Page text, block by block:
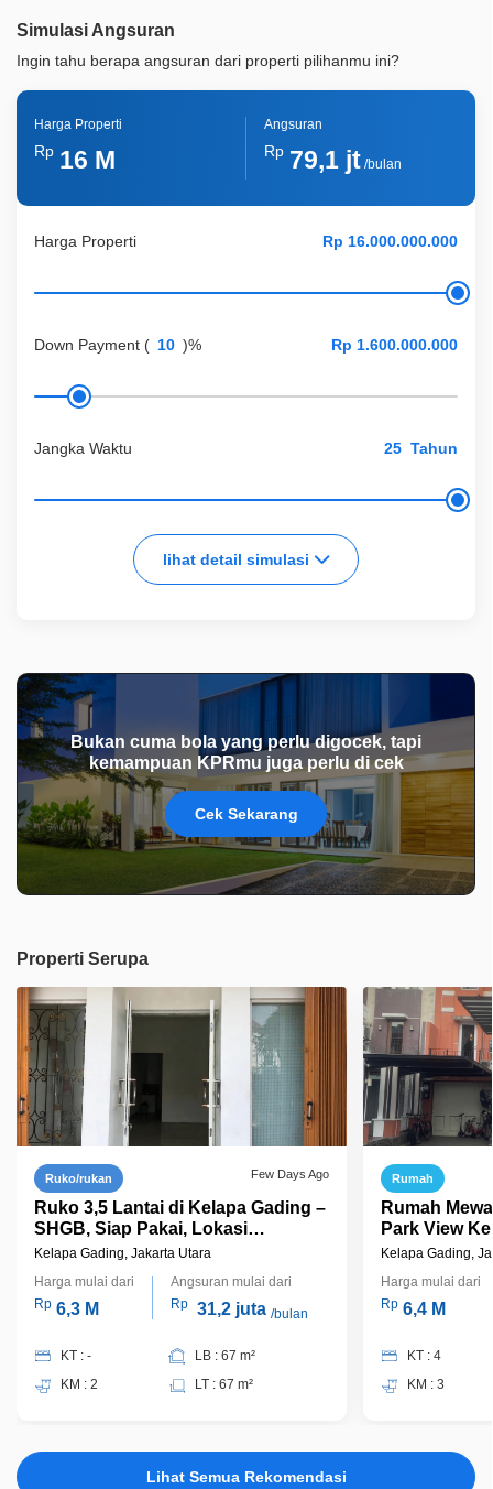
Simulasi Angsuran
Ingin tahu berapa angsuran dari properti pilihanmu ini?
Harga Properti
Down Payment ( )%
Jangka Waktu Tahun
lihat detail simulasi
Harga Properti
Rp 16 M
Angsuran
Rp 79,1 jt/bulan
Bukan cuma bola yang perlu digocek, tapi
kemampuan KPRmu juga perlu di cek
Cek Sekarang
Properti Serupa
Ruko/rukan Few Days Ago
Ruko 3,5 Lantai di Kelapa Gading –
SHGB, Siap Pakai, Lokasi
Strategis, Harga Rp6,3 M Nego
Kelapa Gading, Jakarta Utara
Harga mulai dari
Rp 6,3 M
Angsuran mulai dari
Rp 31,2 juta /bulan
KT : -
KM : 2
LB : 67 m²
LT : 67 m²
Rumah
Rumah
Park View
AC Harga
Kelapa Gading,
Harga mulai dari
Rp 6,4 M
KT : 4
KM : 3
Lihat Semua Rekomendasi